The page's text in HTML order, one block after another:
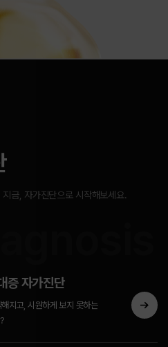
금, 자가진단으로 시작해보세요.
증 자가진단
지고, 시원하게 보지 못하는